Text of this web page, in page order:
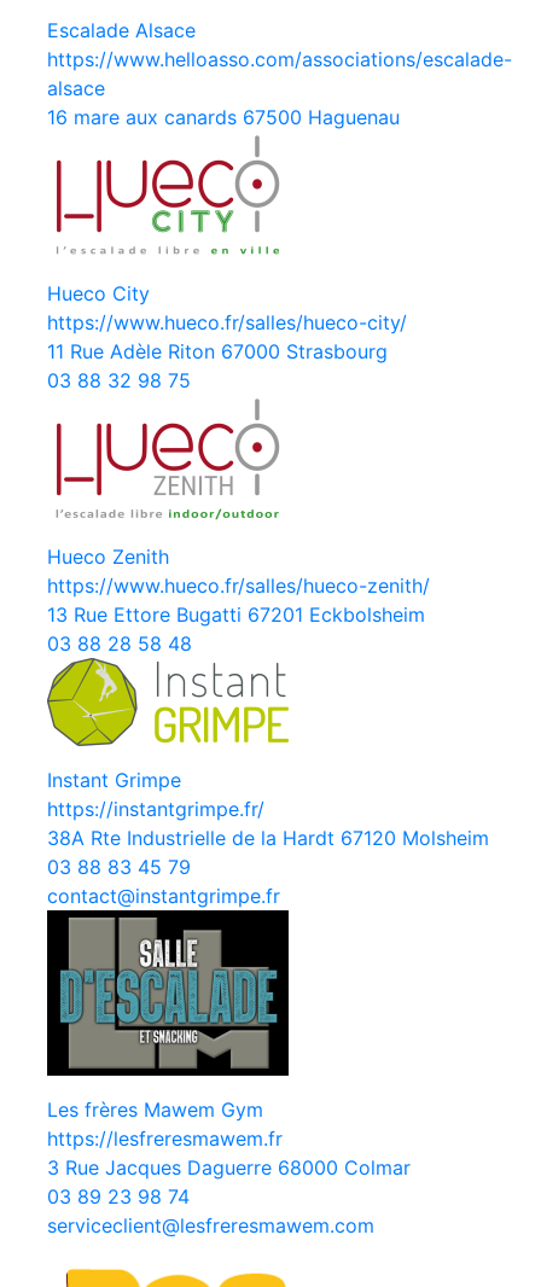
Escalade Alsace
https://www.helloasso.com/associations/escalade-
alsace
16 mare aux canards 67500 Haguenau
Hueco City
https://www.hueco.fr/salles/hueco-city/
11 Rue Adèle Riton 67000 Strasbourg
03 88 32 98 75
Hueco Zenith
https://www.hueco.fr/salles/hueco-zenith/
13 Rue Ettore Bugatti 67201 Eckbolsheim
03 88 28 58 48
Instant Grimpe
https://instantgrimpe.fr/
38A Rte Industrielle de la Hardt 67120 Molsheim
03 88 83 45 79
contact@instantgrimpe.fr
Les frères Mawem Gym
https://lesfreresmawem.fr
3 Rue Jacques Daguerre 68000 Colmar
03 89 23 98 74
serviceclient@lesfreresmawem.com